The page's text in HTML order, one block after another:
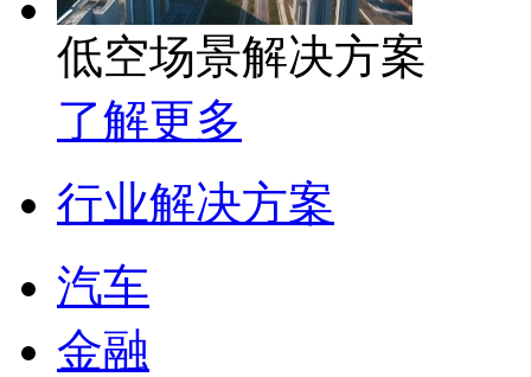
低空场景解决方案
了解更多
行业解决方案
汽车
金融